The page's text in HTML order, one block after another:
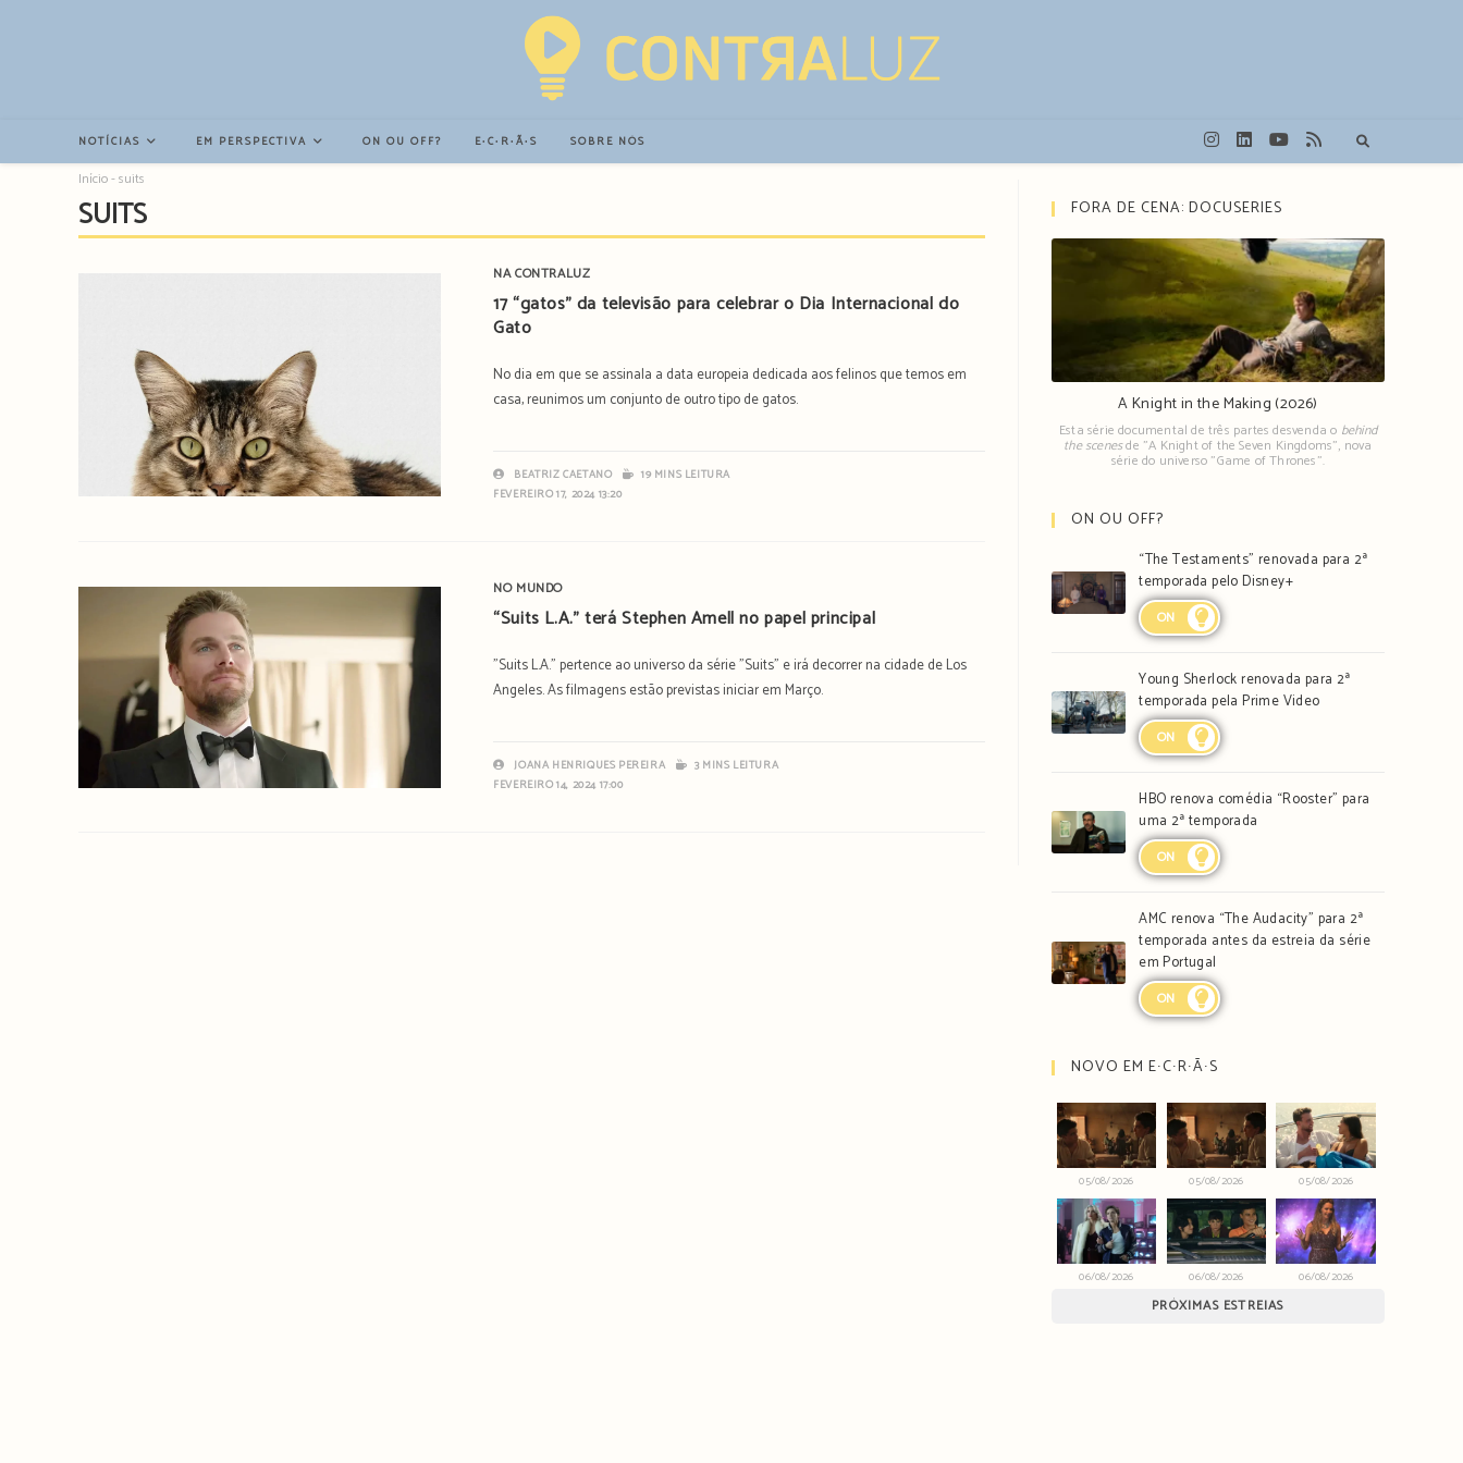
NOTÍCIAS EM PERSPECTIVA ON OU OFF? E∙C∙R∙Ã∙S SOBRE NÓS
Início-suits
SUITS
NA CONTRALUZ
17 “gatos” da televisão para celebrar o Dia Internacional do
Gato
No dia em que se assinala a data europeia dedicada aos felinos que temos em
casa, reunimos um conjunto de outro tipo de gatos.
BEATRIZ CAETANO
19 MINS LEITURA
FEVEREIRO 17, 2024 13:20
NO MUNDO
“Suits L.A.” terá Stephen Amell no papel principal
"Suits L.A." pertence ao universo da série "Suits" e irá decorrer na cidade de Los
Angeles. As filmagens estão previstas iniciar em Março.
JOANA HENRIQUES PEREIRA
3 MINS LEITURA
FEVEREIRO 14, 2024 17:00
FORA DE CENA: DOCUSERIES
A Knight in the Making (2026)
Esta série documental de três partes desvenda o behind
the scenesde "A Knight of the Seven Kingdoms", nova
série do universo "Game of Thrones".
ON OU OFF?
“The Testaments” renovada para 2ª
temporada pelo Disney+
ON
Young Sherlock renovada para 2ª
temporada pela Prime Video
ON
HBO renova comédia “Rooster” para
uma 2ª temporada
ON
AMC renova “The Audacity” para 2ª
temporada antes da estreia da série
em Portugal
ON
NOVO EM E∙C∙R∙Ã∙S
05/08/2026 05/08/2026 05/08/2026
06/08/2026 06/08/2026 06/08/2026
PRÓXIMAS ESTREIAS